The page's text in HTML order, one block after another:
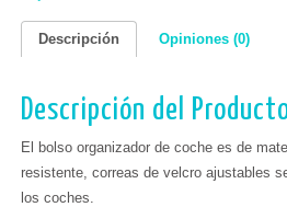
Descripción Opiniones (0)
Descripción del
El bolso organizador de coche es de
resistente, correas de velcro ajustables
los coches.